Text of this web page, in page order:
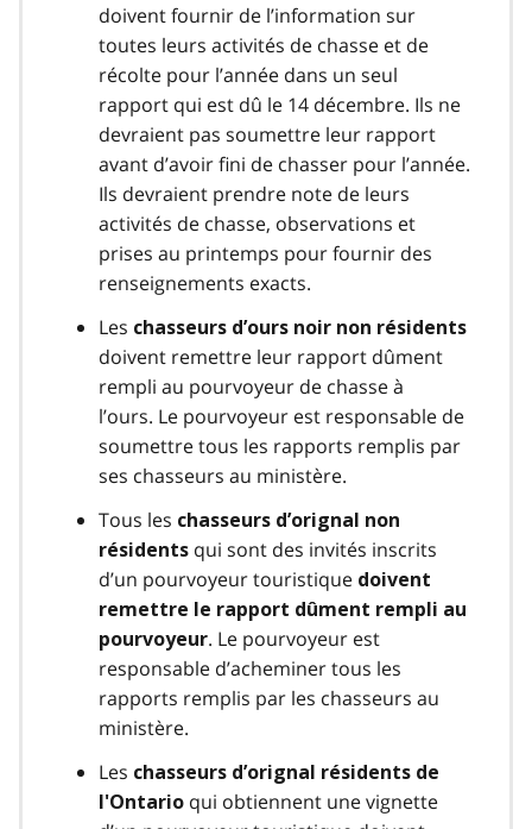
doivent fournir de l’information sur
toutes leurs activités de chasse et de
récolte pour l’année dans un seul
rapport qui est dû le 14 décembre. Ils ne
devraient pas soumettre leur rapport
avant d’avoir fini de chasser pour l’année.
Ils devraient prendre note de leurs
activités de chasse, observations et
prises au printemps pour fournir des
renseignements exacts.
Les chasseurs d’ours noir non résidents
doivent remettre leur rapport dûment
rempli au pourvoyeur de chasse à
l’ours. Le pourvoyeur est responsable de
soumettre tous les rapports remplis par
ses chasseurs au ministère.
Tous les chasseurs d’orignal non
résidents qui sont des invités inscrits
d’un pourvoyeur touristique doivent
remettre le rapport dûment rempli au
pourvoyeur. Le pourvoyeur est
responsable d’acheminer tous les
rapports remplis par les chasseurs au
ministère.
Les chasseurs d’orignal résidents de
l'Ontario qui obtiennent une vignette